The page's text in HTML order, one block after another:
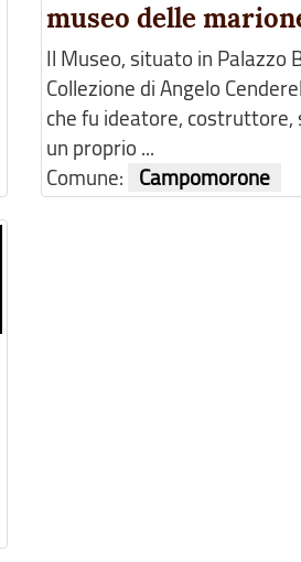
museo delle
Il Museo, situato in Palazzo
Collezione di Angelo
che fu ideatore,
un proprio ...
Comune:
Campomorone